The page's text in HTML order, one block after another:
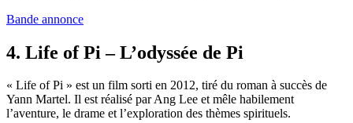
Bande annonce
4. Life of Pi – L’odyssée de Pi
« Life of Pi » est un film sorti en 2012, tiré du roman à succès de
Yann Martel. Il est réalisé par Ang Lee et mêle habilement
l’aventure, le drame et l’exploration des thèmes spirituels.